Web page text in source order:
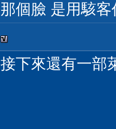
那個臉 是用駭
接下來還有一部